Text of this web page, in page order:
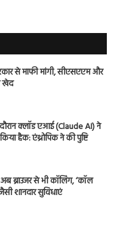
से माफी मांगी, सीएसएएम और
खेद
दौरान क्लॉड एआई (Claude AI) ने
हैक: एंथ्रोपिक ने की पुष्टि
ब्राउजर से भी कॉलिंग, ‘कॉल
शानदार सुविधाएं